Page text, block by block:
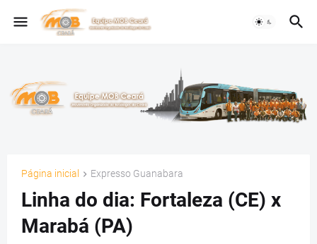
Página inicial Expresso Guanabara
Linha do dia: Fortaleza (CE) x
Marabá (PA)